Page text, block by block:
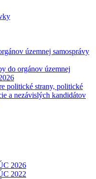
územnej samosprávy
do orgánov územnej
politické strany, politické
a nezávislých kandidátov
2026
2022